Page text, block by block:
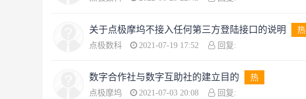
关于点极摩坞不接入任何第三方登陆接口的说明
热
点极数科
2021-07-19 17:52 回复:
数字合作社与数字互助社的建立目的
热
点极摩坞
2021-07-03 20:08 回复: